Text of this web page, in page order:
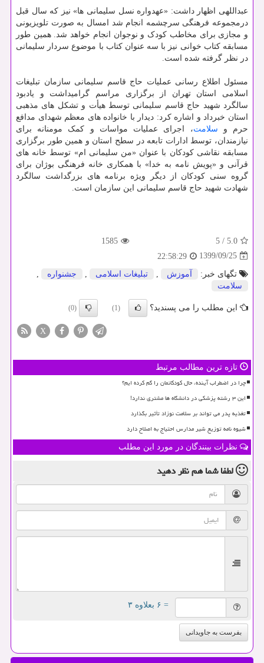
عبداللهی اظهار داشت: «عهدواره نسل سلیمانی ها» نیز که سال قبل
درمجموعه فرهنگی سرچشمه انجام شد امسال به صورت تلویزیونی
و مجازی برای مخاطب کودک و نوجوان انجام خواهد شد. همین طور
مسابقه کتاب خوانی نیز با سه عنوان کتاب با موضوع سردار سلیمانی
در نظر گرفته شده است.
مسئول اطلاع رسانی عملیات حاج قاسم سلیمانی سازمان تبلیغات
اسلامی استان تهران از برگزاری مراسم گرامیداشت و یادبود
سالگرد شهید حاج قاسم سلیمانی توسط هیأت و تشکل های مذهبی
استان خبرداد و اشاره کرد: دیدار با خانواده های معظم شهدای مدافع
حرم و سلامت، اجرای عملیات مواسات و کمک مومنانه برای
نیازمندان، توسط ادارات تابعه در سطح استان و همین طور برگزاری
مسابقه نقاشی کودکان با عنوان «من سلیمانی ام» توسط خانه های
قرآنی و «پویش نامه به خدا» با همکاری خانه فرهنگی بوژان برای
گروه سنی کودکان از دیگر ویژه برنامه های بزرگداشت سالگرد
شهادت شهید حاج قاسم سلیمانی این سازمان است.
5.0
/
5
1585
1399/09/25
22:58:29
تگهای خبر:
آموزش تبلیغات اسلامی جشنواره
سلامت
این مطلب را می پسندید؟ (1)
(0)
X
تازه ترین مطالب مرتبط
چرا در اضطراب آینده، حال کودکانمان را گم کرده ایم؟
این ۳ رشته پزشکی در دانشگاه ها مشتری ندارد!
تغذیه پدر می تواند بر سلامت نوزاد تأثیر بگذارد
شیوه نامه توزیع شیر مدارس احتیاج به اصلاح دارد
نظرات بینندگان در مورد این مطلب
لطفا شما همنظر دهید
= ۶ بعلاوه ۳
بفرست به جاویدانی